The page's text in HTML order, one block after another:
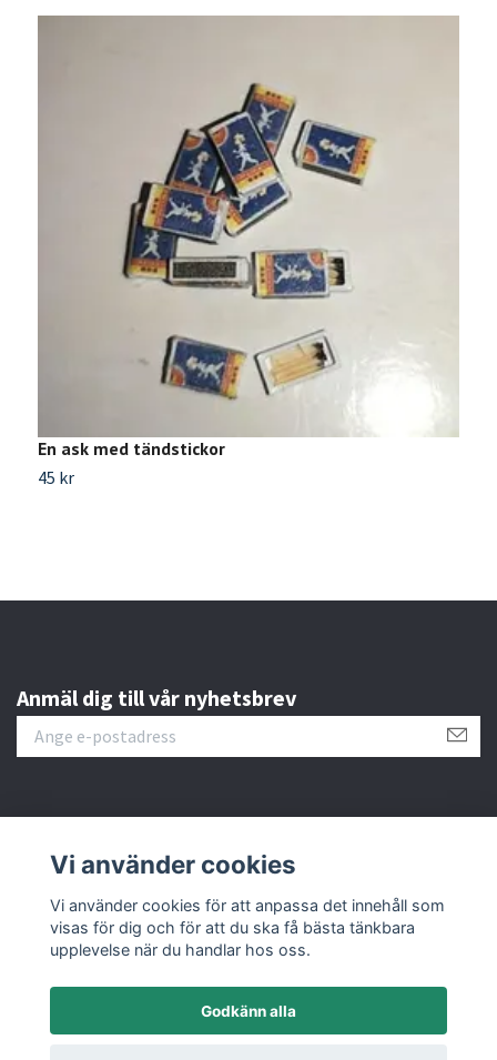
En ask med tändstickor
45 kr
Anmäl dig till vår nyhetsbrev
Sociala medier
Vi använder cookies
Vi använder cookies för att anpassa det innehåll som
visas för dig och för att du ska få bästa tänkbara
upplevelse när du handlar hos oss.
Godkänn alla